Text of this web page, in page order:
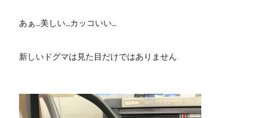
あぁ…美しい…カッコいい…
新しいドグマは見た目だけではありません